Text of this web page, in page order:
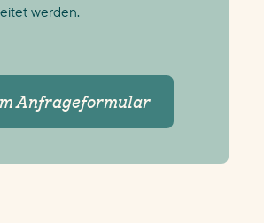
werden.
Anfrageformular